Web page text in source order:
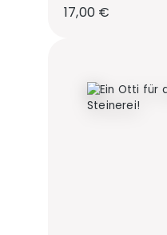
Regulärer Preis:
17,00 €